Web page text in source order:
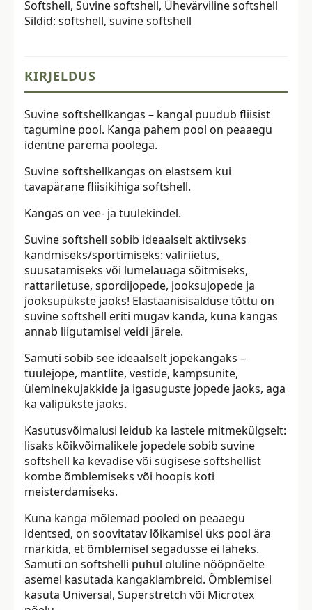
Softshell, Suvine softshell, Ühevärviline softshell
Sildid: softshell, suvine softshell
KIRJELDUS
Suvine softshellkangas – kangal puudub fliisist
tagumine pool. Kanga pahem pool on peaaegu
identne parema poolega.
Suvine softshellkangas on elastsem kui
tavapärane fliisikihiga softshell.
Kangas on vee- ja tuulekindel.
Suvine softshell sobib ideaalselt aktiivseks
kandmiseks/sportimiseks: väliriietus,
suusatamiseks või lumelauaga sõitmiseks,
rattariietuse, spordijopede, jooksujopede ja
jooksupükste jaoks! Elastaanisisalduse tõttu on
suvine softshell eriti mugav kanda, kuna kangas
annab liigutamisel veidi järele.
Samuti sobib see ideaalselt jopekangaks –
tuulejope, mantlite, vestide, kampsunite,
üleminekujakkide ja igasuguste jopede jaoks, aga
ka välipükste jaoks.
Kasutusvõimalusi leidub ka lastele mitmekülgselt:
lisaks kõikvõimalikele jopedele sobib suvine
softshell ka kevadise või sügisese softshellist
kombe õmblemiseks või hoopis koti
meisterdamiseks.
Kuna kanga mõlemad pooled on peaaegu
identsed, on soovitatav lõikamisel üks pool ära
märkida, et õmblemisel segadusse ei läheks.
Samuti on softshelli puhul oluline nööpnõelte
asemel kasutada kangaklambreid. Õmblemisel
kasuta Universal, Superstretch või Microtex